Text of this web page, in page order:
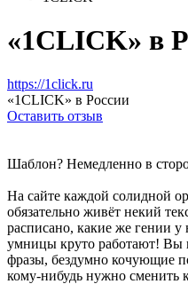
«1CLICK» в
https://1click.ru
«1CLICK» в России
Оставить отзыв
Шаблон? Немедленно в
На сайте каждой солидной
обязательно живёт некий
расписано, какие же гении у
умницы круто работают! Вы
фразы, бездумно кочующие
кому-нибудь нужно сменить